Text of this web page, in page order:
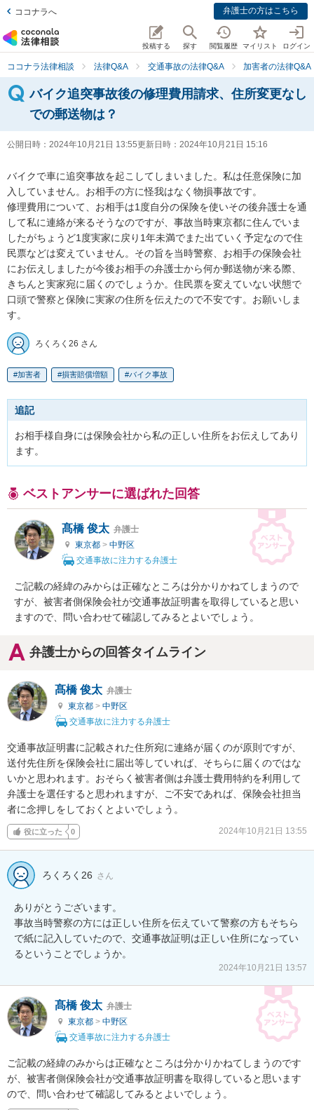
ココナラへ 弁護士の方はこちら
投稿する 探す 閲覧履歴 マイリスト ログイン
ココナラ法律相談 法律Q&A 交通事故の法律Q&A 加害者の法律Q&A
バイク追突事故後の修理費用請求、住所変更なし
での郵送物は？
公開日時： 2024年10月21日 13:55更新日時： 2024年10月21日 15:16
バイクで車に追突事故を起こしてしまいました。私は任意保険に加
入していません。お相手の方に怪我はなく物損事故です。
修理費用について、お相手は1度自分の保険を使いその後弁護士を通
して私に連絡が来るそうなのですが、事故当時東京都に住んでいま
したがちょうど1度実家に戻り1年未満でまた出ていく予定なので住
民票などは変えていません。その旨を当時警察、お相手の保険会社
にお伝えしましたが今後お相手の弁護士から何か郵送物が来る際、
きちんと実家宛に届くのでしょうか。住民票を変えていない状態で
口頭で警察と保険に実家の住所を伝えたので不安です。お願いしま
す。
ろくろく26 さん
加害者 損害賠償増額 バイク事故
追記
お相手様自身には保険会社から私の正しい住所をお伝えしてあり
ます。
ベストアンサーに選ばれた回答
髙橋 俊太 弁護士
東京都 > 中野区
交通事故に注力する弁護士
ご記載の経緯のみからは正確なところは分かりかねてしまうので
すが、被害者側保険会社が交通事故証明書を取得していると思い
ますので、問い合わせて確認してみるとよいでしょう。
弁護士からの回答タイムライン
髙橋 俊太 弁護士
東京都 > 中野区
交通事故に注力する弁護士
交通事故証明書に記載された住所宛に連絡が届くのが原則ですが、
送付先住所を保険会社に届出等していれば、そちらに届くのではな
いかと思われます。おそらく被害者側は弁護士費用特約を利用して
弁護士を選任すると思われますが、ご不安であれば、保険会社担当
者に念押しをしておくとよいでしょう。
役に立った 0 2024年10月21日 13:55
ろくろく26 さん
ありがとうございます。
事故当時警察の方には正しい住所を伝えていて警察の方もそちら
で紙に記入していたので、交通事故証明は正しい住所になってい
るということでしょうか。
2024年10月21日 13:57
髙橋 俊太 弁護士
東京都 > 中野区
交通事故に注力する弁護士
ご記載の経緯のみからは正確なところは分かりかねてしまうのです
が、被害者側保険会社が交通事故証明書を取得していると思います
ので、問い合わせて確認してみるとよいでしょう。